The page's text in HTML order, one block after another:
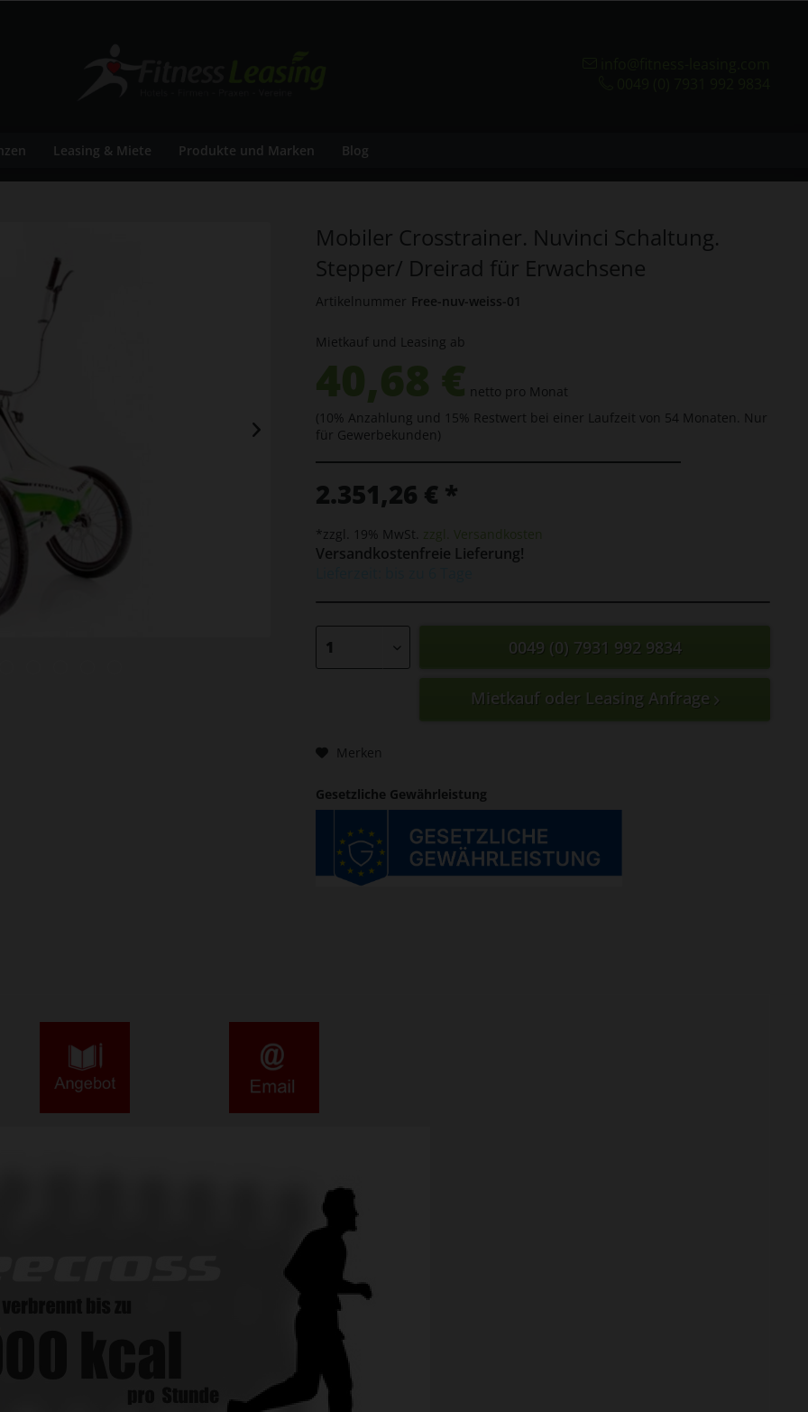
Leasing & Miete Produkte und Marken Blog
Mobiler Crosstrainer. Nuvinci Schaltung.
Stepper/ Dreirad für Erwachsene
Artikelnummer Free-nuv-weiss-01
Mietkauf und Leasing ab
40,68 € netto pro Monat
(10% Anzahlung und 15% Restwert bei einer Laufzeit von 54 Monaten. Nur
für Gewerbekunden)
2.351,26 € *
*zzgl. 19% MwSt. zzgl. Versandkosten
Versandkostenfreie Lieferung!
0049 (0) 7931 992 9834
Mietkauf oder Leasing Anfrage
Merken
Gesetzliche Gewährleistung